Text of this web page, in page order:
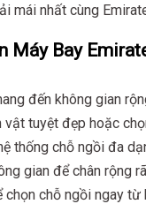
mái nhất cùng
Máy Bay
đến không gian
tuyệt đẹp hoặc
thống chỗ ngồi đa
gian để chân rộng
chọn chỗ ngồi ngay